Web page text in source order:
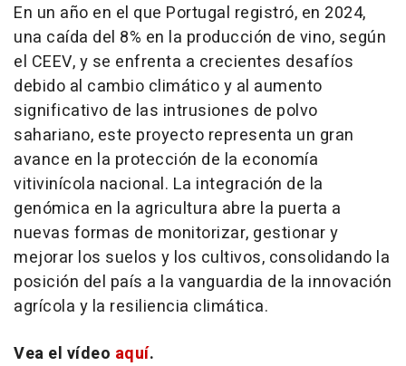
En un año en el que Portugal registró, en 2024,
una caída del 8% en la producción de vino, según
el CEEV, y se enfrenta a crecientes desafíos
debido al cambio climático y al aumento
significativo de las intrusiones de polvo
sahariano, este proyecto representa un gran
avance en la protección de la economía
vitivinícola nacional. La integración de la
genómica en la agricultura abre la puerta a
nuevas formas de monitorizar, gestionar y
mejorar los suelos y los cultivos, consolidando la
posición del país a la vanguardia de la innovación
agrícola y la resiliencia climática.
Vea el vídeo aquí.